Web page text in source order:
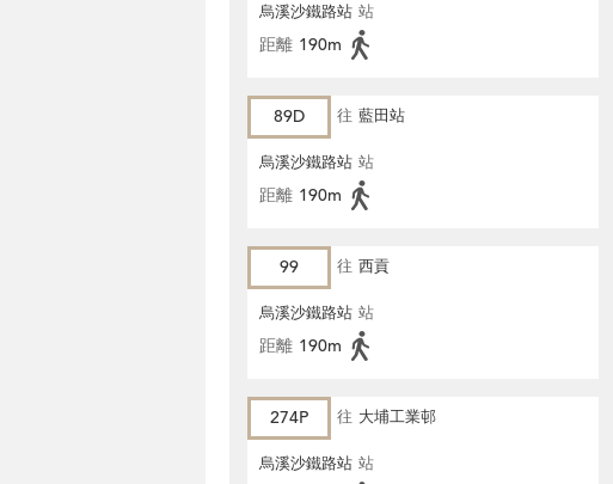
烏溪沙鐵路站 站
距離 190m
89D 往 藍田站
烏溪沙鐵路站 站
距離 190m
99 往 西貢
烏溪沙鐵路站 站
距離 190m
274P 往 大埔工業邨
烏溪沙鐵路站 站